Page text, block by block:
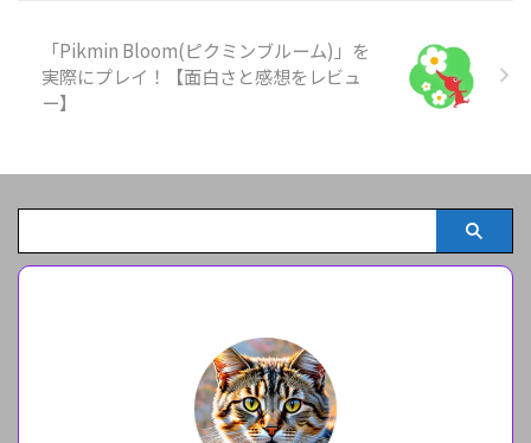
「Pikmin Bloom(ピクミンブルーム)」を
実際にプレイ！【面白さと感想をレビュ
ー】